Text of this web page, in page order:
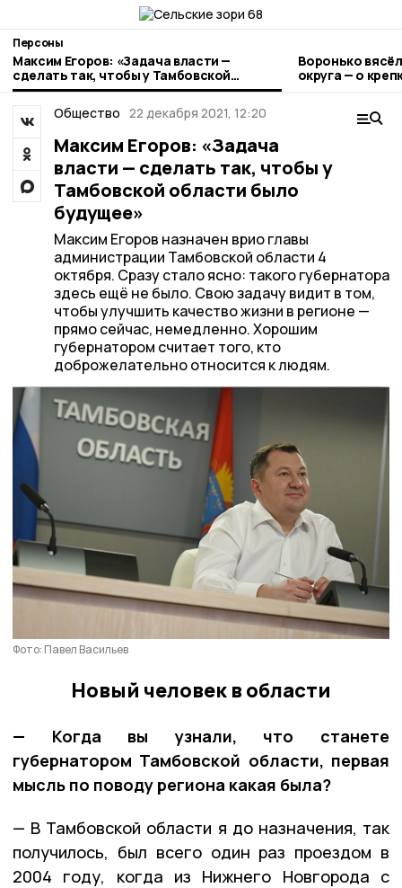
Персоны
Максим Егоров: «Задача власти —
сделать так, чтобы у Тамбовской
области было будущее»
Воронько
округа — о
русской
Общество 22 декабря 2021, 12:20
Максим Егоров: «Задача
власти — сделать так, чтобы у
Тамбовской области было
будущее»
Максим Егоров назначен врио главы
администрации Тамбовской области 4
октября. Сразу стало ясно: такого губернатора
здесь ещё не было. Свою задачу видит в том,
чтобы улучшить качество жизни в регионе —
прямо сейчас, немедленно. Хорошим
губернатором считает того, кто
доброжелательно относится к людям.
Фото: Павел Васильев
Новый человек в области
— Когда вы узнали, что станете
губернатором Тамбовской области, первая
мысль по поводу региона какая была?
— В Тамбовской области я до назначения, так
получилось, был всего один раз проездом в
2004 году, когда из Нижнего Новгорода с